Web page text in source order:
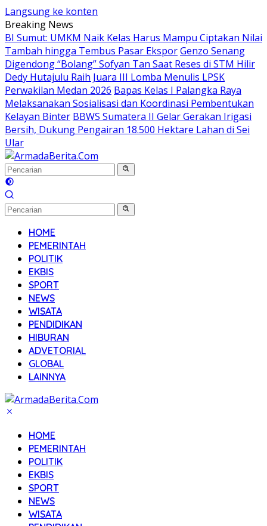
Langsung ke konten
Breaking News
BI Sumut: UMKM Naik Kelas Harus Mampu Ciptakan Nilai
Tambah hingga Tembus Pasar EksporGenzo Senang
Digendong “Bolang” Sofyan Tan Saat Reses di STM Hilir
Dedy Hutajulu Raih Juara III Lomba Menulis LPSK
Perwakilan Medan 2026 Bapas Kelas I Palangka Raya
Melaksanakan Sosialisasi dan Koordinasi Pembentukan
Kelayan Binter BBWS Sumatera II Gelar Gerakan Irigasi
Bersih, Dukung Pengairan 18.500 Hektare Lahan di Sei
Ular
HOME
PEMERINTAH
POLITIK
EKBIS
SPORT
NEWS
WISATA
PENDIDIKAN
HIBURAN
ADVETORIAL
GLOBAL
LAINNYA
HOME
PEMERINTAH
POLITIK
EKBIS
SPORT
NEWS
WISATA